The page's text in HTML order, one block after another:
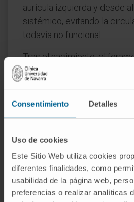
Consentimiento Detalles
Uso de cookies
Este Sitio Web utiliza cookies
diferentes finalidades, como
usabilidad de la página web,
preferencias o realizar analíticas
aurícula izquierda y desde
sistémico, evitando la
todavía no funcional.
Tras el nacimiento, el
la válvula de Eustaquio
mayoría de los adultos se
confundirse con una masa
una exploración ecográfica
hallazgo sin significación
conviene conocer para
innecesarias.